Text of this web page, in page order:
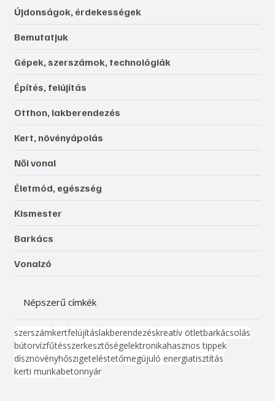
Újdonságok, érdekességek
Bemutatjuk
Gépek, szerszámok, technológiák
Építés, felújítás
Otthon, lakberendezés
Kert, növényápolás
Női vonal
Életmód, egészség
Kismester
Barkács
Vonalzó
Népszerű címkék
szerszámkertfelújításlakberendezéskreatív ötletbarkácsolás
bútorvízfűtésszerkesztőségelektronikahasznos tippek
dísznövényhőszigeteléstetőmegújuló energiatisztítás
kerti munkabetonnyár